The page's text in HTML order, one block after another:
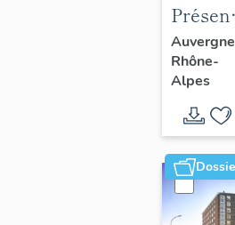
de
tissus et
en
Rhône-
Alpes